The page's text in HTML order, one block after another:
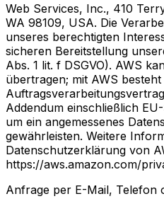
Web Services, Inc., 410
WA 98109, USA. Die
unseres berechtigten
sicheren Bereitstellung
Abs. 1 lit. f DSGVO). AWS
übertragen; mit AWS besteht
Addendum einschließlich
um ein angemessenes
gewährleisten. Weitere
Datenschutzerklärung von
https://aws.amazon.com/
Anfrage per E-Mail, Telefon